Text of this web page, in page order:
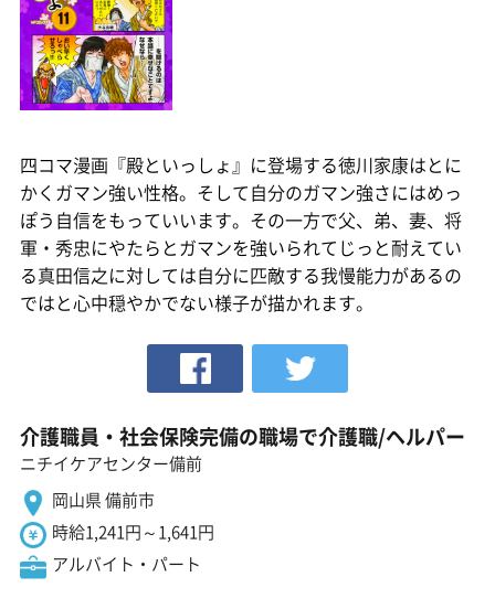
四コマ漫画『殿といっしょ』に登場する徳川家康はとに
かくガマン強い性格。そして自分のガマン強さにはめっ
ぽう自信をもっていいます。その一方で父、弟、妻、将
軍・秀忠にやたらとガマンを強いられてじっと耐えてい
る真田信之に対しては自分に匹敵する我慢能力があるの
ではと心中穏やかでない様子が描かれます。
介護職員・社会保険完備の職場で介護職/ヘルパー
ニチイケアセンター備前
岡山県 備前市
時給1,241円～1,641円
アルバイト・パート